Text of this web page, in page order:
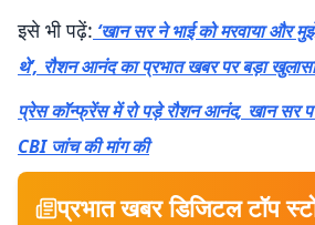
इसे भी पढ़ें: ‘खान सर ने भाई को मरवाया और
थे’, रौशन आनंद का प्रभात खबर पर बड़ा खुलासा
प्रेस कॉन्फ्रेंस में रो पड़े रौशन आनंद, खान सर
CBI जांच की मांग की
प्रभात खबर डिजिटल टॉप